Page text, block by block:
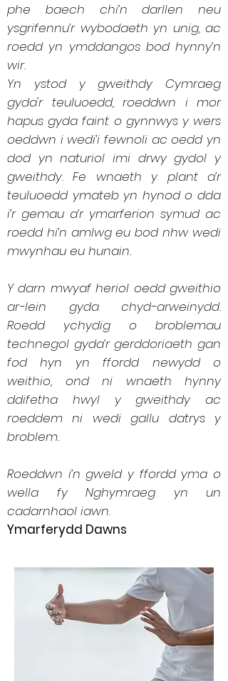
phe baech chi’n darllen neu
ysgrifennu’r wybodaeth yn unig, ac
roedd yn ymddangos bod hynny’n
wir.
Yn ystod y gweithdy Cymraeg
gyda'r teuluoedd, roeddwn i mor
hapus gyda faint o gynnwys y wers
oeddwn i wedi’i fewnoli ac oedd yn
dod yn naturiol imi drwy gydol y
gweithdy. Fe wnaeth y plant a’r
teuluoedd ymateb yn hynod o dda
i’r gemau a’r ymarferion symud ac
roedd hi’n amlwg eu bod nhw wedi
mwynhau eu hunain.
Y darn mwyaf heriol oedd gweithio
ar-lein gyda chyd-arweinydd.
Roedd ychydig o broblemau
technegol gyda’r gerddoriaeth gan
fod hyn yn ffordd newydd o
weithio, ond ni wnaeth hynny
ddifetha hwyl y gweithdy ac
roeddem ni wedi gallu datrys y
broblem.
Roeddwn i’n gweld y ffordd yma o
wella fy Nghymraeg yn un
cadarnhaol iawn.
Ymarferydd Dawns